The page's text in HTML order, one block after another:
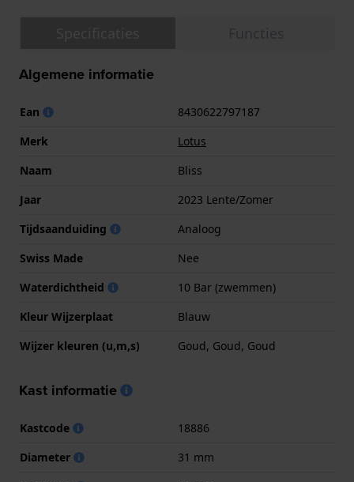
Algemene informatie
Ean
8430622797187
Merk
Lotus
Naam
Bliss
Jaar
2023 Lente/Zomer
Tijdsaanduiding
Analoog
Swiss Made
Nee
Waterdichtheid
10 Bar (zwemmen)
Kleur Wijzerplaat
Blauw
Wijzer kleuren (u,m,s)
Goud, Goud, Goud
Kast informatie
Kastcode
18886
Diameter
31 mm